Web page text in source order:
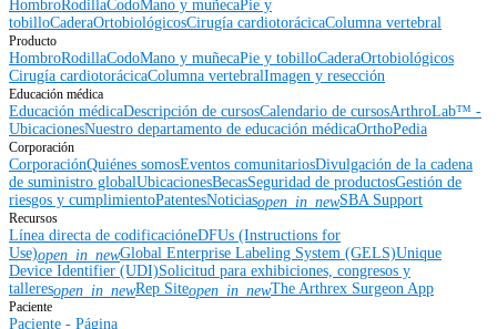
HombroRodillaCodoMano y muñecaPie y
tobilloCaderaOrtobiológicosCirugía cardiotorácicaColumna vertebral
Producto
HombroRodillaCodoMano y muñecaPie y tobilloCaderaOrtobiológicos
Cirugía cardiotorácicaColumna vertebralImagen y resección
Educación médica
Educación médicaDescripción de cursosCalendario de cursosArthroLab™ -
UbicacionesNuestro departamento de educación médicaOrthoPedia
Corporación
CorporaciónQuiénes somosEventos comunitariosDivulgación de la cadena
de suministro globalUbicacionesBecasSeguridad de productosGestión de
riesgos y cumplimientoPatentesNoticiasopen_in_newSBA Support
Recursos
Línea directa de codificacióneDFUs (Instructions for
Use)open_in_newGlobal Enterprise Labeling System (GELS)Unique
Device Identifier (UDI)Solicitud para exhibiciones, congresos y
talleresopen_in_newRep Siteopen_in_newThe Arthrex Surgeon App
Paciente
Paciente - Página